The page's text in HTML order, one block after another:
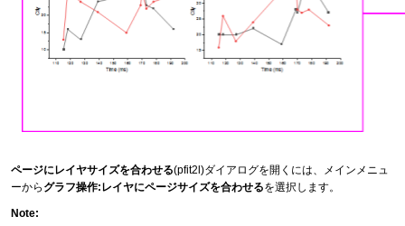
ページにレイヤサイズを合わせる(pfit2l)ダイアログを開くには、メインメニュ
ーから グラフ操作:レイヤにページサイズを合わせるを選択します。
Note: